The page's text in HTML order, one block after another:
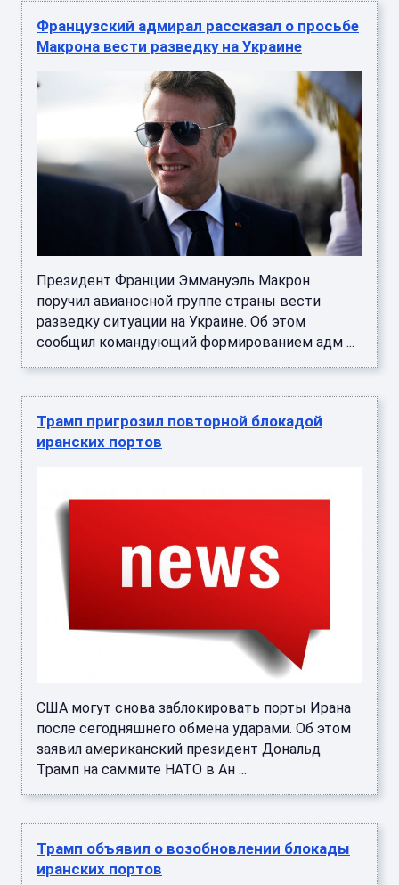
Французский адмирал рассказал о просьбе
Макрона вести разведку на Украине
Президент Франции Эммануэль Макрон
поручил авианосной группе страны вести
разведку ситуации на Украине. Об этом
сообщил командующий формированием адм ...
Трамп пригрозил повторной блокадой
иранских портов
США могут снова заблокировать порты Ирана
после сегодняшнего обмена ударами. Об этом
заявил американский президент Дональд
Трамп на саммите НАТО в Ан ...
Трамп объявил о возобновлении блокады
иранских портов